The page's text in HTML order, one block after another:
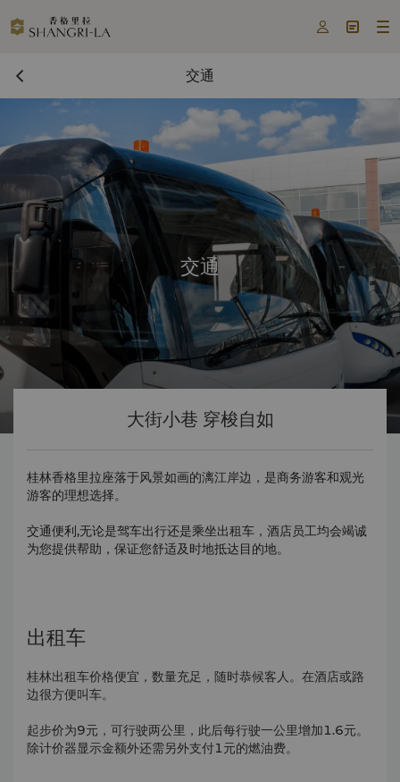
  
交通
交通
大街小巷 穿梭自如
桂林香格里拉座落于风景如画的漓江岸边，是商务游客和观光
游客的理想选择。
交通便利,无论是驾车出行还是乘坐出租车，酒店员工均会竭诚
为您提供帮助，保证您舒适及时地抵达目的地。
出租车
桂林出租车价格便宜，数量充足，随时恭候客人。在酒店或路
边很方便叫车。
起步价为9元，可行驶两公里，此后每行驶一公里增加1.6元。
除计价器显示金额外还需另外支付1元的燃油费。